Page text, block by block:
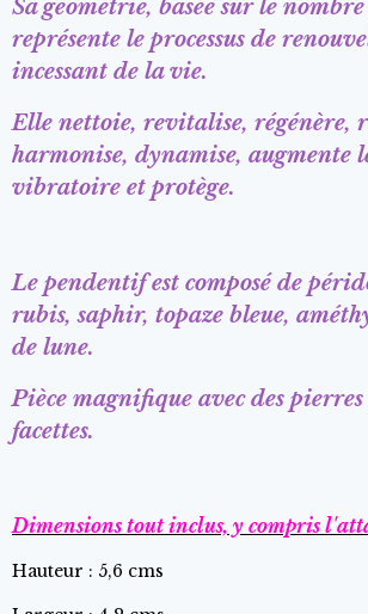
Sa géométrie, basée sur le
représente le processus de
incessant de la vie.
Elle nettoie, revitalise, régénère,
harmonise, dynamise, augmente
vibratoire et protège.
Le pendentif est composé de
rubis, saphir, topaze bleue,
de lune.
Pièce magnifique avec des
facettes.
Dimensions tout inclus, y compris
Hauteur : 5,6 cms